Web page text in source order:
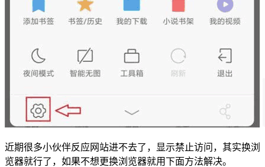
近期很多小伙伴反应网站进不去了，显示禁止访问，其实换浏
览器就行了，如果不想更换浏览器就用下面方法解决。